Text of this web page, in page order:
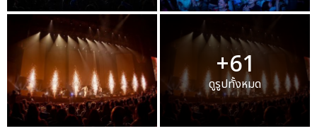
+61
ดูรูปทั้งหมด